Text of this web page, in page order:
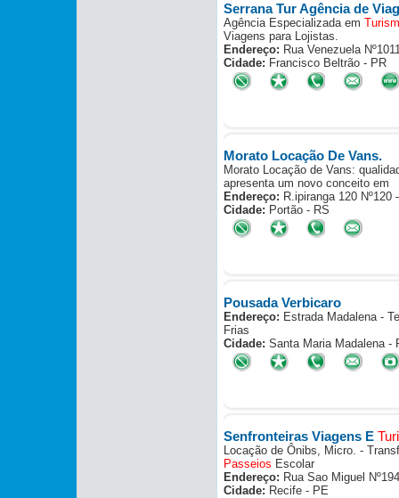
Serrana Tur Agência de
Agência Especializada em
Viagens para Lojistas.
Endereço: Rua Venezuela
Cidade: Francisco Beltrão - PR
Morato Locação De Vans.
Morato Locação de Vans:
apresenta um novo conceito em
Endereço: R.ipiranga 120
Cidade: Portão - RS
Pousada Verbicaro
Endereço: Estrada Madalena -
Frias
Cidade: Santa Maria Madalena -
Senfronteiras Viagens E
Locação de Ônibs, Micro. -
Passeios Escolar
Endereço: Rua Sao Miguel
Cidade: Recife - PE